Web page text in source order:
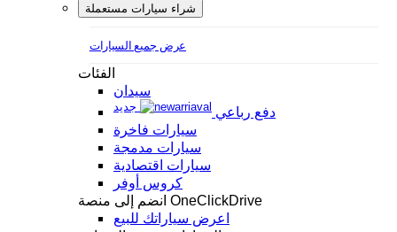
شراء سيارات مستعملة
عرض جميع السيارات
الفئات
سيدان
دفع رباعي
جديد
سيارات فاخرة
سيارات مدمجة
سيارات اقتصادية
كروس أوفر
انضم إلى منصة OneClickDrive
اعرض سياراتك للبيع